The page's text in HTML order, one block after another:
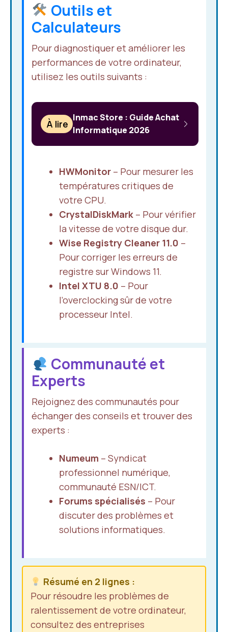
Outils et
Calculateurs
Pour diagnostiquer et améliorer les
performances de votre ordinateur,
utilisez les outils suivants :
À lire
Inmac Store : Guide Achat
Informatique 2026
HWMonitor – Pour mesurer les
températures critiques de
votre CPU.
CrystalDiskMark – Pour vérifier
la vitesse de votre disque dur.
Wise Registry Cleaner 11.0 –
Pour corriger les erreurs de
registre sur Windows 11.
Intel XTU 8.0 – Pour
l’overclocking sûr de votre
processeur Intel.
Communauté et
Experts
Rejoignez des communautés pour
échanger des conseils et trouver des
experts :
Numeum – Syndicat
professionnel numérique,
communauté ESN/ICT.
Forums spécialisés – Pour
discuter des problèmes et
solutions informatiques.
Résumé en 2 lignes :
Pour résoudre les problèmes de
ralentissement de votre ordinateur,
consultez des entreprises